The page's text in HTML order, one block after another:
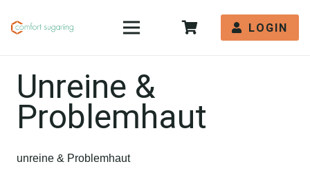
LOGIN
Unreine &
Problemhaut
unreine & Problemhaut